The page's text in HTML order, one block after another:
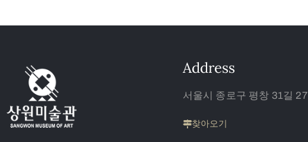
Address
서울시 종로구 평창 31길 27
찾아오기